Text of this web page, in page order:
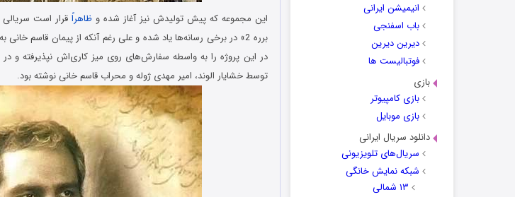
انیمیشن ایرانی
باب اسفنجی
دیرین دیرین
فوتبالیست ها
بازی
بازی کامپیوتر
بازی موبایل
دانلود سریال ایرانی
سریال‌های تلویزیونی
شبکه نمایش خانگی
۱۳ شمالی
این مجموعه که پیش تولیدش نیز آغاز شده و ظاهراً
برره 2» در برخی رسانه‌ها یاد شده و علی رغم آنکه از پيمان قاسم
در این پروژه را به واسطه سفارش‌های روی میز کاری‌اش نپذیرفته و
توسط خشايار الوند، امير مهدی ژوله و محراب قاسم خانی نوشته بود.